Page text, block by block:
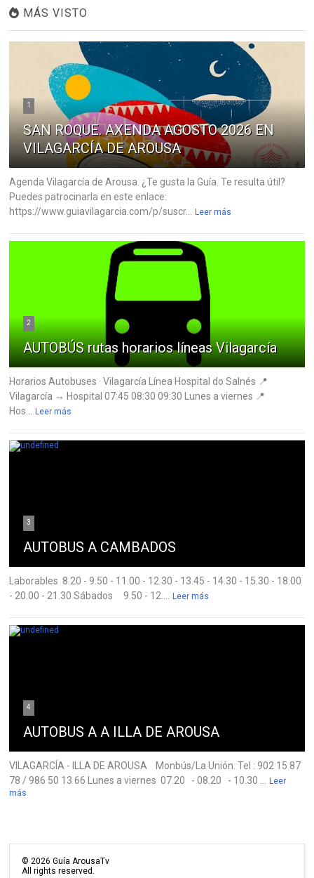
MÁS VISTO
1
SAN ROQUE. AXENDA AGOSTO 2026 EN
VILAGARCÍA DE AROUSA
Agenda Vilagarcía de Arousa. ¿Te gusta la Guía. Te resulta útil?
Puedes patrocinarla en este enlace:
https://www.guiavilagarcia.com/p/suscr... Leer más
2
AUTOBÚS rutas horarios líneas Vilagarcía
Horarios Autobuses · Vilagarcía Línea Hospital do Salnés 📍
Vilagarcía → Hospital 07:45 08:30 09:30 Lunes a viernes 📍
Hos... Leer más
3
AUTOBUS A CAMBADOS
Laborables 8.20 - 9.50 - 11.00 - 12.30 - 13.45 - 14.30 - 15.30 - 18.00
- 20.00 - 21.30 Sábados 9.50 - 12.... Leer más
4
AUTOBUS A A ILLA DE AROUSA
VILAGARCÍA - ILLA DE AROUSA Monbús/La Unión. Tel : 902 15 87
78 / 986 50 13 66 Lunes a viernes 07.20 - 08.20 - 10.30 ... Leer
más
©2026 Guía ArousaTv
All rights reserved.